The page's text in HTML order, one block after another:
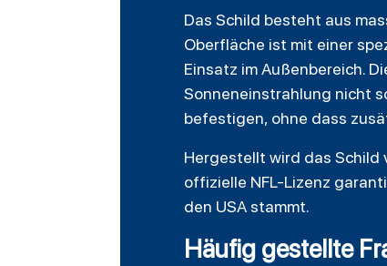
Das Schild besteht aus
Oberfläche ist mit einer
Einsatz im Außenbereich.
Sonneneinstrahlung nicht
befestigen, ohne dass
Hergestellt wird das Schild
offizielle NFL-Lizenz
den USA stammt.
Häufig gestellte